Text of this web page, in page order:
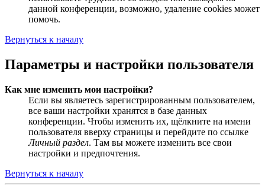
данной конференции, возможно, удаление cookies может
помочь.
Вернуться к началу
Параметры и настройки пользователя
Как мне изменить мои настройки?
Если вы являетесь зарегистрированным пользователем,
все ваши настройки хранятся в базе данных
конференции. Чтобы изменить их, щёлкните на имени
пользователя вверху страницы и перейдите по ссылке
Личный раздел. Там вы можете изменить все свои
настройки и предпочтения.
Вернуться к началу